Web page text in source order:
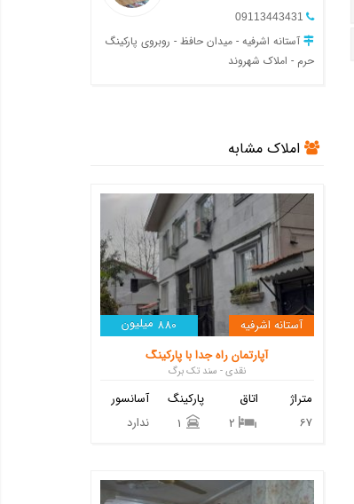
آستانه اشرفیه - میدان حافظ - روبروی پارکینگ
حرم - املاک شهروند
املاک مشابه
880 میلیون
آستانه اشرفیه
آپارتمان راه جدا با پارکینگ
نقدی - سند تک برگ
آسانسور
ندارد
پارکینگ
اتاق
متراژ
67